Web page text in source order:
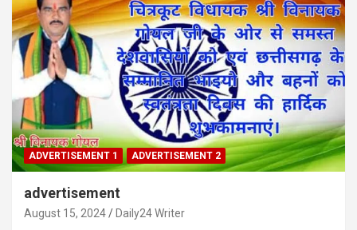
ADVERTISEMENT 1 ADVERTISEMENT 2
advertisement
August 15, 2024 Daily24 Writer